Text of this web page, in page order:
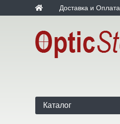
Доставка и Оплата
Каталог